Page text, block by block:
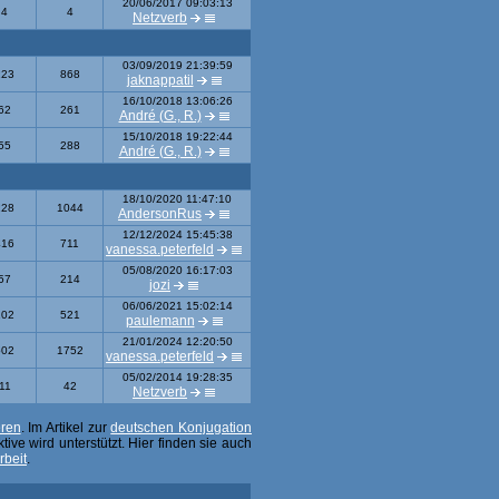
4 4
20/06/2017 09:03:13
Netzverb
868
03/09/2019 21:39:59
jaknappatil
261
16/10/2018 13:06:26
André (G., R.)
288
15/10/2018 19:22:44
André (G., R.)
1044
18/10/2020 11:47:10
AndersonRus
711
12/12/2024 15:45:38
vanessa.peterfeld
214
05/08/2020 16:17:03
jozi
521
06/06/2021 15:02:14
paulemann
1752
21/01/2024 12:20:50
vanessa.peterfeld
11 42
05/02/2014 19:28:35
Netzverb
. Im Artikel zurdeutschen Konjugation
wird unterstützt. Hier finden sie auch
.